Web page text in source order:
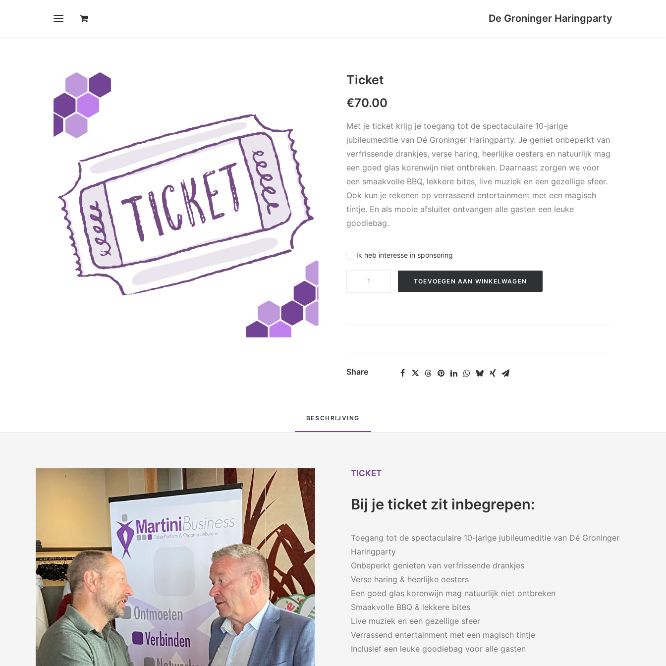
De Groninger Haringparty
Ticket
€70.00
Met je ticket krijg je toegang tot de spectaculaire 10-jarige
jubileumeditie van Dé Groninger Haringparty. Je geniet onbeperkt van
verfrissende drankjes, verse haring, heerlijke oesters en natuurlijk mag
een goed glas korenwijn niet ontbreken. Daarnaast zorgen we voor
een smaakvolle BBQ, lekkere bites, live muziek en een gezellige sfeer.
Ook kun je rekenen op verrassend entertainment met een magisch
tintje. En als mooie afsluiter ontvangen alle gasten een leuke
goodiebag.
Ik heb interesse in sponsoring
TOEVOEGEN AAN WINKELWAGEN
Share
BESCHRIJVING
TICKET
Bij je ticket zit inbegrepen:
Toegang tot de spectaculaire 10-jarige jubileumeditie van Dé Groninger
Haringparty
Onbeperkt genieten van verfrissende drankjes
Verse haring & heerlijke oesters
Een goed glas korenwijn mag natuurlijk niet ontbreken
Smaakvolle BBQ & lekkere bites
Live muziek en een gezellige sfeer
Verrassend entertainment met een magisch tintje
Inclusief een leuke goodiebag voor alle gasten